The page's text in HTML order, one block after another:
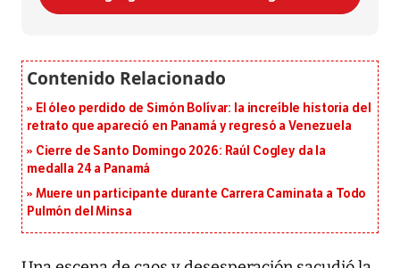
El óleo perdido de Simón Bolívar: la increíble historia del
retrato que apareció en Panamá y regresó a Venezuela
Cierre de Santo Domingo 2026: Raúl Cogley da la
medalla 24 a Panamá
Muere un participante durante Carrera Caminata a Todo
Pulmón del Minsa